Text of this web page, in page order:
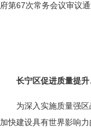
府第67次常务会议审议通
长宁区促进质量提
为深入实施质量强
加快建设具有世界影响